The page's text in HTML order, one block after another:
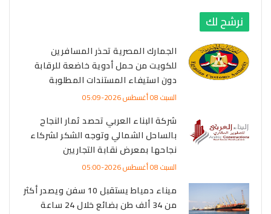
نرشح لك
الجمارك المصرية تحذر المسافرين
للكويت من حمل أدوية خاضعة للرقابة
دون استيفاء المستندات المطلوبة
السبت 08 أغسطس 2026-05:09
شركة البناء العربي تحصد ثمار النجاح
بالساحل الشمالي وتوجه الشكر لشركاء
نجاحها بمعرض نقابة التجاريين
السبت 08 أغسطس 2026-05:00
ميناء دمياط يستقبل 10 سفن ويصدر أكثر
من 34 ألف طن بضائع خلال 24 ساعة